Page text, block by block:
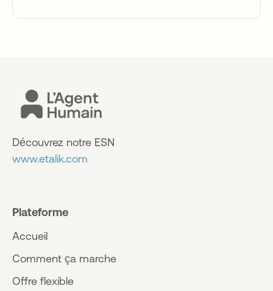
Découvrez notre ESN
www.etalik.com
Plateforme
Accueil
Comment ça marche
Offre flexible